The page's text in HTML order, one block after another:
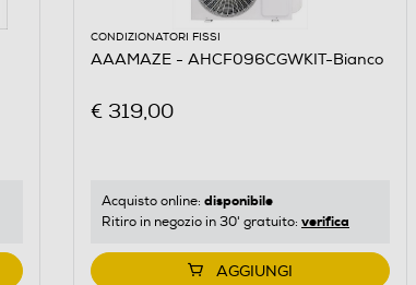
CONDIZIONATORI FISSI
AAAMAZE - AHCF096CGWKIT-Bianco
€ 319,00
Acquisto online: disponibile
Ritiro in negozio in 30' gratuito: verifica
AGGIUNGI